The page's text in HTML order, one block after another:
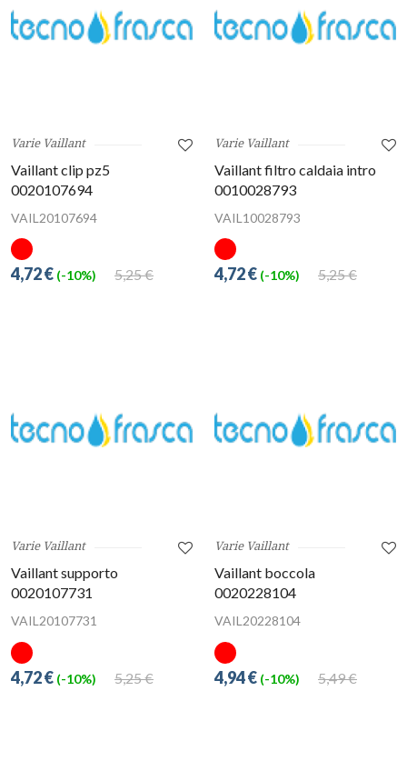
Varie Vaillant
Vaillant clip pz5
0020107694
VAIL20107694
5,25 €
4,72 € (-10%)
Varie Vaillant
Vaillant filtro caldaia intro
0010028793
VAIL10028793
5,25 €
4,72 € (-10%)
Varie Vaillant
Vaillant supporto
0020107731
VAIL20107731
5,25 €
4,72 € (-10%)
Varie Vaillant
Vaillant boccola
0020228104
VAIL20228104
5,49 €
4,94 € (-10%)